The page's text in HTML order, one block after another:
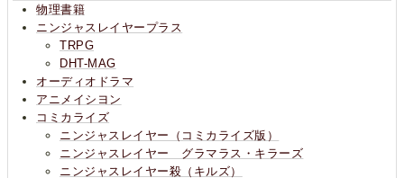
物理書籍
ニンジャスレイヤープラス
TRPG
DHT-MAG
オーディオドラマ
アニメイシヨン
コミカライズ
ニンジャスレイヤー（コミカライズ版）
ニンジャスレイヤー グラマラス・キラーズ
ニンジャスレイヤー殺（キルズ）